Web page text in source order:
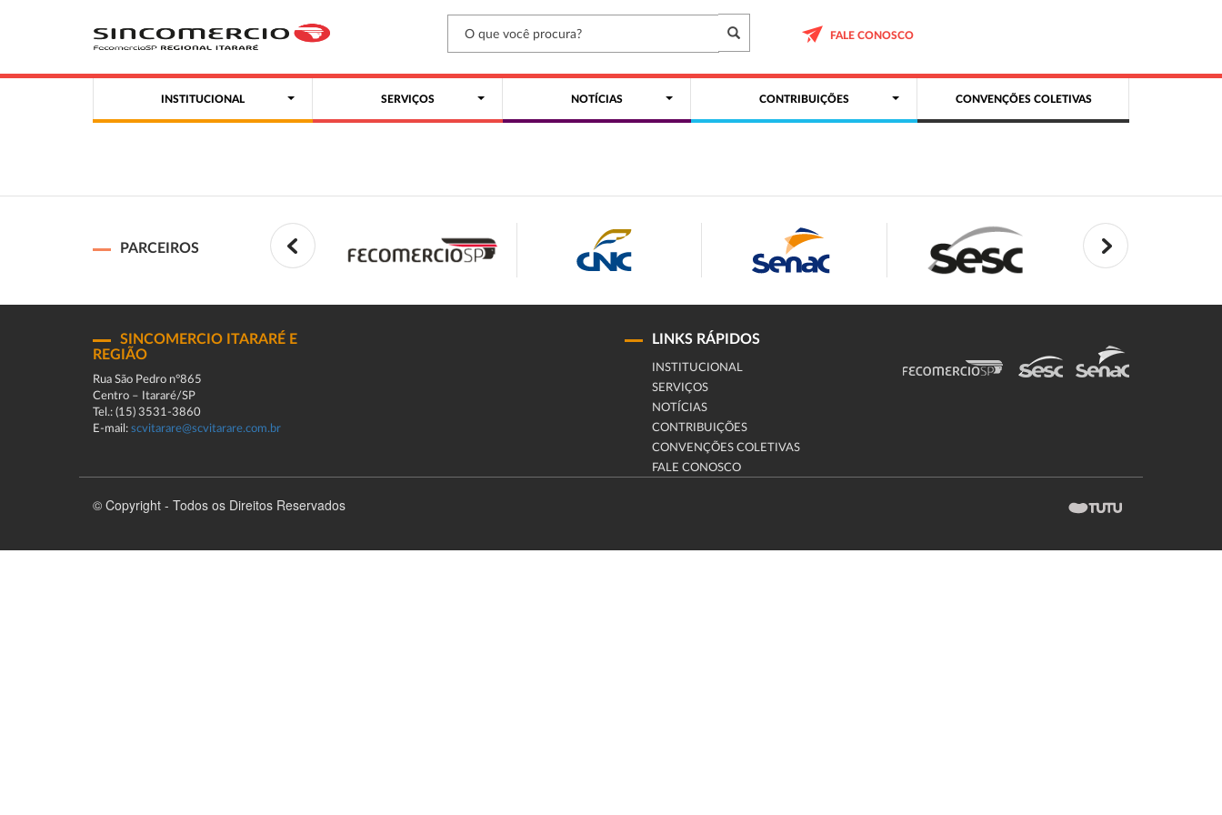
FALE CONOSCO
INSTITUCIONAL SERVIÇOS NOTÍCIAS CONTRIBUIÇÕES CONVENÇÕES COLETIVAS
PARCEIROS
SINCOMERCIO ITARARÉ E
REGIÃO
Rua São Pedro n°865
Centro – Itararé/SP
Tel.: (15) 3531-3860
E-mail: scvitarare@scvitarare.com.br
LINKS RÁPIDOS
INSTITUCIONAL
SERVIÇOS
NOTÍCIAS
CONTRIBUIÇÕES
CONVENÇÕES COLETIVAS
FALE CONOSCO
© Copyright - Todos os Direitos Reservados